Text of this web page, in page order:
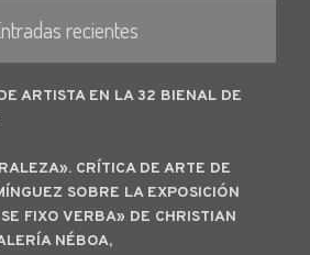
recientes
ARTISTA EN LA 32 BIENAL DE
CRÍTICA DE ARTE DE
SOBRE LA EXPOSICIÓN
FIXO VERBA» DE CHRISTIAN
NÉBOA,